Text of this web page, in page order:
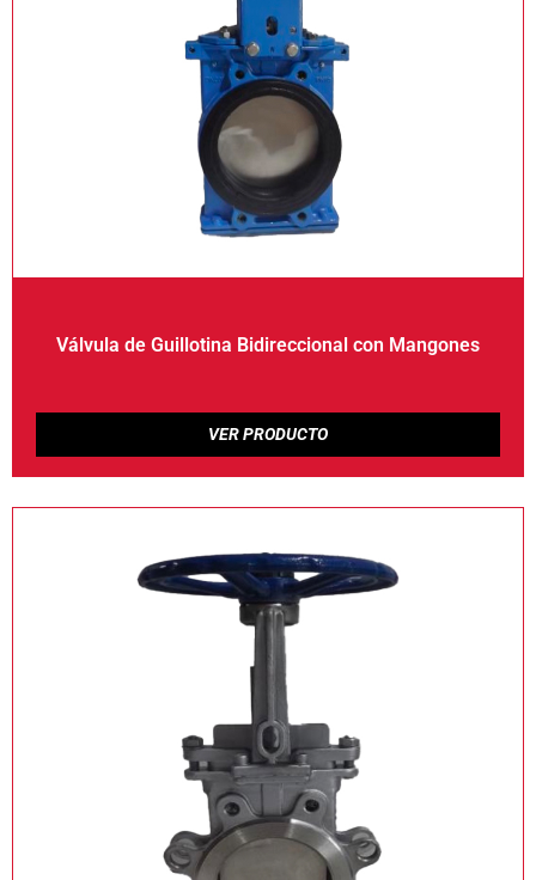
Válvula de Guillotina Bidireccional con Mangones